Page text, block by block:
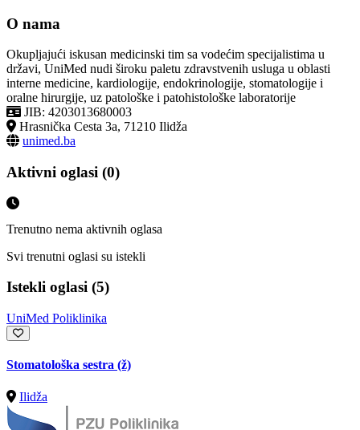
O nama
Okupljajući iskusan medicinski tim sa vodećim specijalistima u
državi, UniMed nudi široku paletu zdravstvenih usluga u oblasti
interne medicine, kardiologije, endokrinologije, stomatologije i
oralne hirurgije, uz patološke i patohistološke laboratorije
JIB: 4203013680003
Hrasnička Cesta 3a, 71210 Ilidža
unimed.ba
Aktivni oglasi (0)
Trenutno nema aktivnih oglasa
Svi trenutni oglasi su istekli
Istekli oglasi (5)
UniMed Poliklinika
Stomatološka sestra (ž)
Ilidža